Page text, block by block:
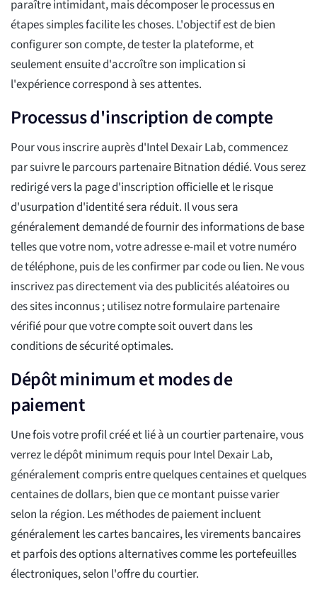
paraître intimidant, mais décomposer le processus en
étapes simples facilite les choses. L'objectif est de bien
configurer son compte, de tester la plateforme, et
seulement ensuite d'accroître son implication si
l'expérience correspond à ses attentes.
Processus d'inscription de compte
Pour vous inscrire auprès d'Intel Dexair Lab, commencez
par suivre le parcours partenaire Bitnation dédié. Vous serez
redirigé vers la page d'inscription officielle et le risque
d'usurpation d'identité sera réduit. Il vous sera
généralement demandé de fournir des informations de base
telles que votre nom, votre adresse e-mail et votre numéro
de téléphone, puis de les confirmer par code ou lien. Ne vous
inscrivez pas directement via des publicités aléatoires ou
des sites inconnus ; utilisez notre formulaire partenaire
vérifié pour que votre compte soit ouvert dans les
conditions de sécurité optimales.
Dépôt minimum et modes de
paiement
Une fois votre profil créé et lié à un courtier partenaire, vous
verrez le dépôt minimum requis pour Intel Dexair Lab,
généralement compris entre quelques centaines et quelques
centaines de dollars, bien que ce montant puisse varier
selon la région. Les méthodes de paiement incluent
généralement les cartes bancaires, les virements bancaires
et parfois des options alternatives comme les portefeuilles
électroniques, selon l'offre du courtier.